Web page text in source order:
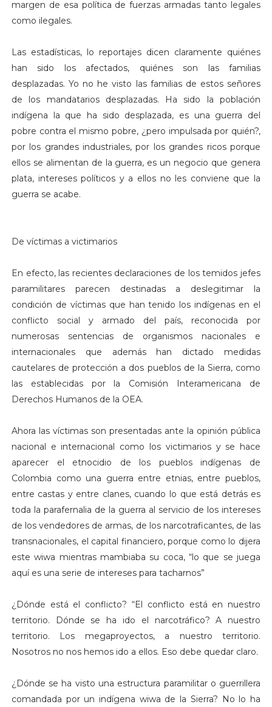
margen de esa política de fuerzas armadas tanto legales
como ilegales.
Las estadísticas, lo reportajes dicen claramente quiénes
han sido los afectados, quiénes son las familias
desplazadas. Yo no he visto las familias de estos señores
de los mandatarios desplazadas. Ha sido la población
indígena la que ha sido desplazada, es una guerra del
pobre contra el mismo pobre, ¿pero impulsada por quién?,
por los grandes industriales, por los grandes ricos porque
ellos se alimentan de la guerra, es un negocio que genera
plata, intereses políticos y a ellos no les conviene que la
guerra se acabe.
De víctimas a victimarios
En efecto, las recientes declaraciones de los temidos jefes
paramilitares parecen destinadas a deslegitimar la
condición de víctimas que han tenido los indígenas en el
conflicto social y armado del país, reconocida por
numerosas sentencias de organismos nacionales e
internacionales que además han dictado medidas
cautelares de protección a dos pueblos de la Sierra, como
las establecidas por la Comisión Interamericana de
Derechos Humanos de la OEA.
Ahora las víctimas son presentadas ante la opinión pública
nacional e internacional como los victimarios y se hace
aparecer el etnocidio de los pueblos indígenas de
Colombia como una guerra entre etnias, entre pueblos,
entre castas y entre clanes, cuando lo que está detrás es
toda la parafernalia de la guerra al servicio de los intereses
de los vendedores de armas, de los narcotraficantes, de las
transnacionales, el capital financiero, porque como lo dijera
este wiwa mientras mambiaba su coca, “lo que se juega
aquí es una serie de intereses para tacharnos”
¿Dónde está el conflicto? “El conflicto está en nuestro
territorio. Dónde se ha ido el narcotráfico? A nuestro
territorio. Los megaproyectos, a nuestro territorio.
Nosotros no nos hemos ido a ellos. Eso debe quedar claro.
¿Dónde se ha visto una estructura paramilitar o guerrillera
comandada por un indígena wiwa de la Sierra? No lo ha